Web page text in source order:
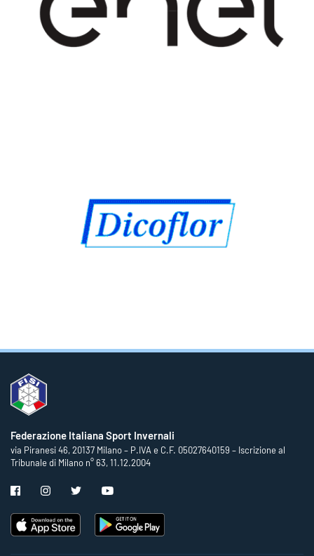
Federazione Italiana Sport Invernali
via Piranesi 46, 20137 Milano – P.IVA e C.F. 05027640159 – Iscrizione al
Tribunale di Milano n° 63, 11.12.2004